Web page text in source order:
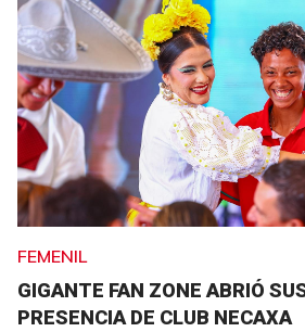
FEMENIL
GIGANTE FAN ZONE ABRIÓ
PRESENCIA DE CLUB NECAXA